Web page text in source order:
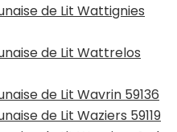
de Lit Wattignies
de Lit Wattrelos
de Lit Wavrin 59136
de Lit Waziers 59119